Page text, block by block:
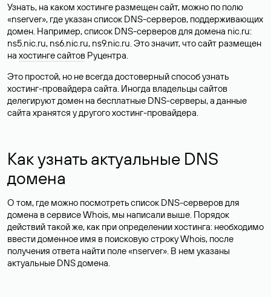
Узнать, на каком хостинге размещен сайт, можно по полю
«nserver», где указан список DNS-серверов, поддерживающих
домен. Например, список DNS-серверов для домена nic.ru:
ns5.nic.ru, ns6.nic.ru, ns9.nic.ru. Это значит, что сайт размещен
на хостинге сайтов Руцентра.
Это простой, но не всегда достоверный способ узнать
хостинг-провайдера сайта. Иногда владельцы сайтов
делегируют домен на бесплатные DNS-серверы, а данные
сайта хранятся у другого хостинг-провайдера.
Как узнать актуальные DNS
домена
О том, где можно посмотреть список DNS-серверов для
домена в сервисе Whois, мы написали выше. Порядок
действий такой же, как при определении хостинга: необходимо
ввести доменное имя в поисковую строку Whois, после
получения ответа найти поле «nserver». В нем указаны
актуальные DNS домена.